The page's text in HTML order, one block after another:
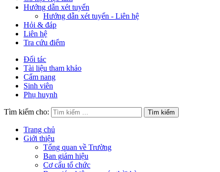
Hướng dẫn xét tuyển
Hướng dẫn xét tuyển - Liên hệ
Hỏi & đáp
Liên hệ
Tra cứu điểm
Đối tác
Tài liệu tham khảo
Cẩm nang
Sinh viên
Phụ huynh
Tìm kiếm cho:
Trang chủ
Giới thiệu
Tổng quan về Trường
Ban giám hiệu
Cơ cấu tổ chức